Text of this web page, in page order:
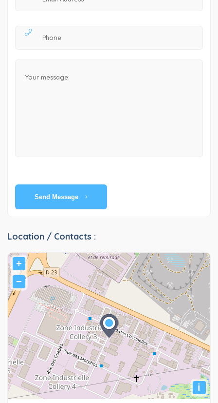
Send Message
Location / Contacts :
+
−
i